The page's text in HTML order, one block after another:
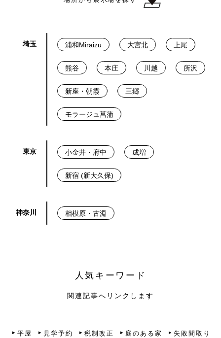
埼玉 浦和Miraizu 大宮北 上尾
熊谷 本庄 川越 所沢
新座・朝霞 三郷
モラージュ菖蒲
東京 小金井・府中 成増
新宿 (新大久保)
神奈川 相模原・古淵
人気キーワード
関連記事へリンクします
平屋 見学予約 税制改正 庭のある家 失敗間取り